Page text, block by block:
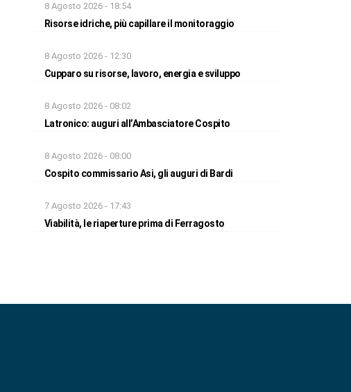
8 Agosto 2026 - 18:54
Risorse idriche, più capillare il monitoraggio
8 Agosto 2026 - 12:30
Cupparo su risorse, lavoro, energia e sviluppo
8 Agosto 2026 - 08:02
Latronico: auguri all’Ambasciatore Cospito
8 Agosto 2026 - 08:00
Cospito commissario Asi, gli auguri di Bardi
7 Agosto 2026 - 17:43
Viabilità, le riaperture prima di Ferragosto